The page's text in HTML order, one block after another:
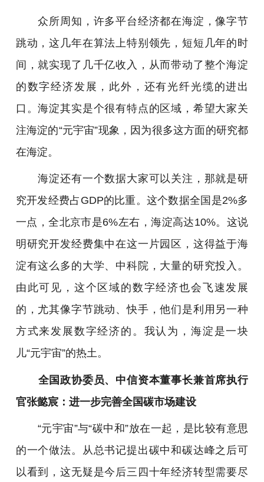
众所周知，许多平台经济都在海淀，像字节
跳动，这几年在算法上特别领先，短短几年的时
间，就实现了几千亿收入，从而带动了整个海淀
的数字经济发展，此外，还有光纤光缆的进出
口。海淀其实是个很有特点的区域，希望大家关
注海淀的“元宇宙”现象，因为很多这方面的研究都
在海淀。
海淀还有一个数据大家可以关注，那就是研
究开发经费占GDP的比重。这个数据全国是2%多
一点，全北京市是6%左右，海淀高达10%。这说
明研究开发经费集中在这一片园区，这得益于海
淀有这么多的大学、中科院，大量的研究投入。
由此可见，这个区域的数字经济也会飞速发展
的，尤其像字节跳动、快手，他们是利用另一种
方式来发展数字经济的。我认为，海淀是一块
儿“元宇宙”的热土。
全国政协委员、中信资本董事长兼首席执行
官张懿宸：进一步完善全国碳市场建设
“元宇宙”与“碳中和”放在一起，是比较有意思
的一个做法。从总书记提出碳中和碳达峰之后可
以看到，这无疑是今后三四十年经济转型需要尽